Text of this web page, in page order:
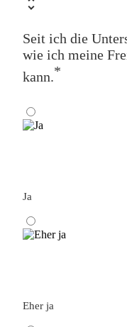
Seit ich die
wie ich meine
kann.*
Ja
Eher ja